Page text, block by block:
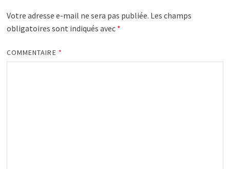
Votre adresse e-mail ne sera pas publiée. Les champs
obligatoires sont indiqués avec *
COMMENTAIRE *